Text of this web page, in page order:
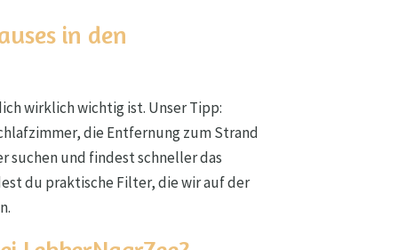
in den
wirklich wichtig ist. Unser Tipp:
die Entfernung zum Strand
suchen und findest schneller das
du praktische Filter, die wir auf der